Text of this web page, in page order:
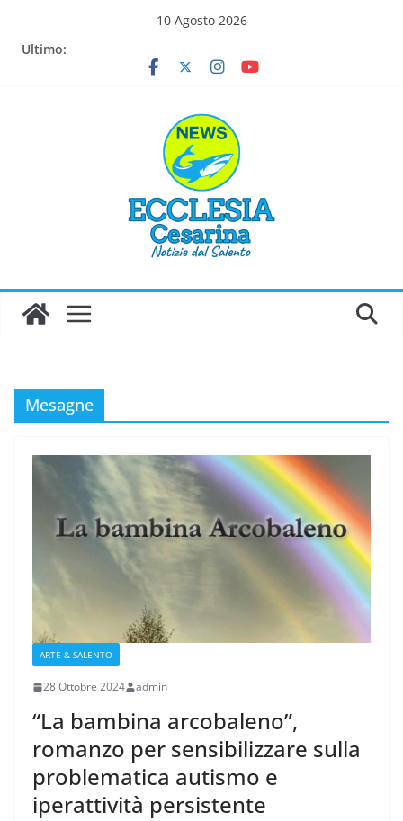
10 Agosto 2026
Ultimo:
Mesagne
ARTE & SALENTO
28 Ottobre 2024 admin
“La bambina arcobaleno”,
romanzo per sensibilizzare sulla
problematica autismo e
iperattività persistente